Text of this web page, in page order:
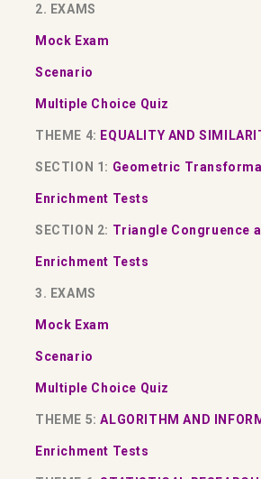
2. EXAMS
Mock Exam
Scenario
Multiple Choice Quiz
THEME 4: EQUALITY AND
SECTION 1: Geometric
Enrichment Tests
SECTION 2: Triangle Congruence
Enrichment Tests
3. EXAMS
Mock Exam
Scenario
Multiple Choice Quiz
THEME 5: ALGORITHM AND
Enrichment Tests